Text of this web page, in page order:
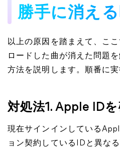
勝手に消え
以上の原因を踏まえて、こ
ロードした曲が消えた問題
方法を説明します。順番に
対処法1. Apple ID
現在サインインしている
ョン契約しているIDと異な